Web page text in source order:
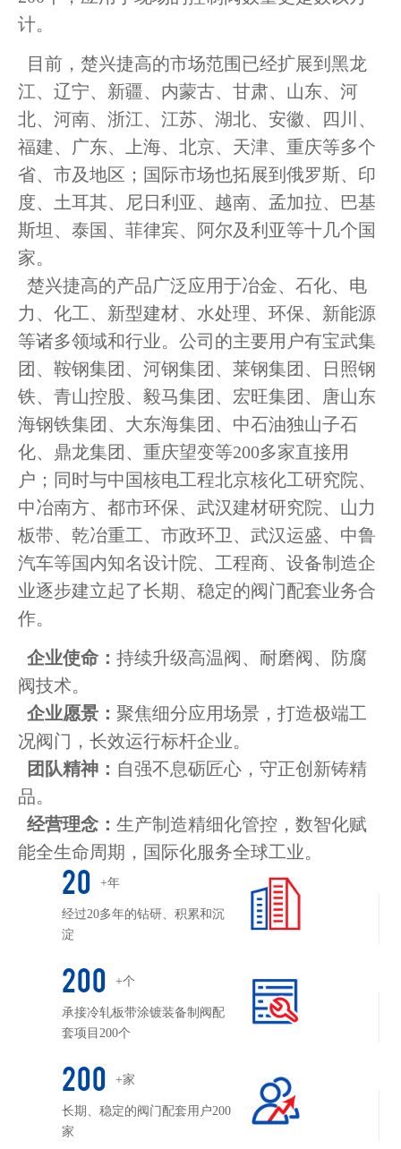
计。
目前，楚兴捷高的市场范围已经扩展到黑龙
江、辽宁、新疆、内蒙古、甘肃、山东、河
北、河南、浙江、江苏、湖北、安徽、四川、
福建、广东、上海、北京、天津、重庆等多个
省、市及地区；国际市场也拓展到俄罗斯、印
度、土耳其、尼日利亚、越南、孟加拉、巴基
斯坦、泰国、菲律宾、阿尔及利亚等十几个国
家。
楚兴捷高的产品广泛应用于冶金、石化、电
力、化工、新型建材、水处理、环保、新能源
等诸多领域和行业。公司的主要用户有宝武集
团、鞍钢集团、河钢集团、莱钢集团、日照钢
铁、青山控股、毅马集团、宏旺集团、唐山东
海钢铁集团、大东海集团、中石油独山子石
化、鼎龙集团、重庆望变等200多家直接用
户；同时与中国核电工程北京核化工研究院、
中冶南方、都市环保、武汉建材研究院、山力
板带、乾冶重工、市政环卫、武汉运盛、中鲁
汽车等国内知名设计院、工程商、设备制造企
业逐步建立起了长期、稳定的阀门配套业务合
作。
企业使命： 持续升级高温阀、耐磨阀、防腐
阀技术。
企业愿景： 聚焦细分应用场景，打造极端工
况阀门，长效运行标杆企业。
团队精神： 自强不息砺匠心，守正创新铸精
品。
经营理念： 生产制造精细化管控，数智化赋
能全生命周期，国际化服务全球工业。
20 +年
经过20多年的钻研、积累和沉
淀
200 +个
承接冷轧板带涂镀装备制阀配
套项目200个
200 +家
长期、稳定的阀门配套用户200
家